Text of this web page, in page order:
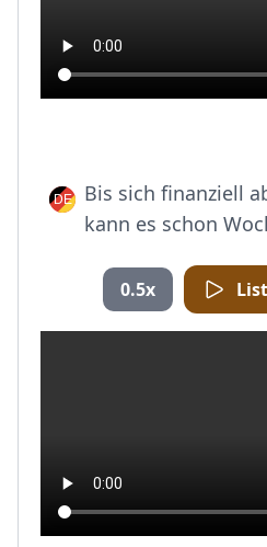
Bis sich finanziell
kann es schon
0.5x